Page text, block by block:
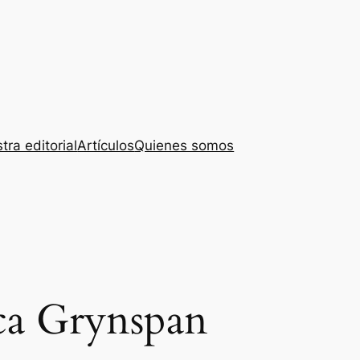
editorialArtículosQuienes somos
Grynspan